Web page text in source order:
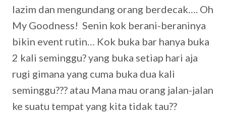
lazim dan mengundang orang berdecak…. Oh
My Goodness! Senin kok berani-beraninya
bikin event rutin… Kok buka bar hanya buka
2 kali seminggu? yang buka setiap hari aja
rugi gimana yang cuma buka dua kali
seminggu??? atau Mana mau orang jalan-jalan
ke suatu tempat yang kita tidak tau??